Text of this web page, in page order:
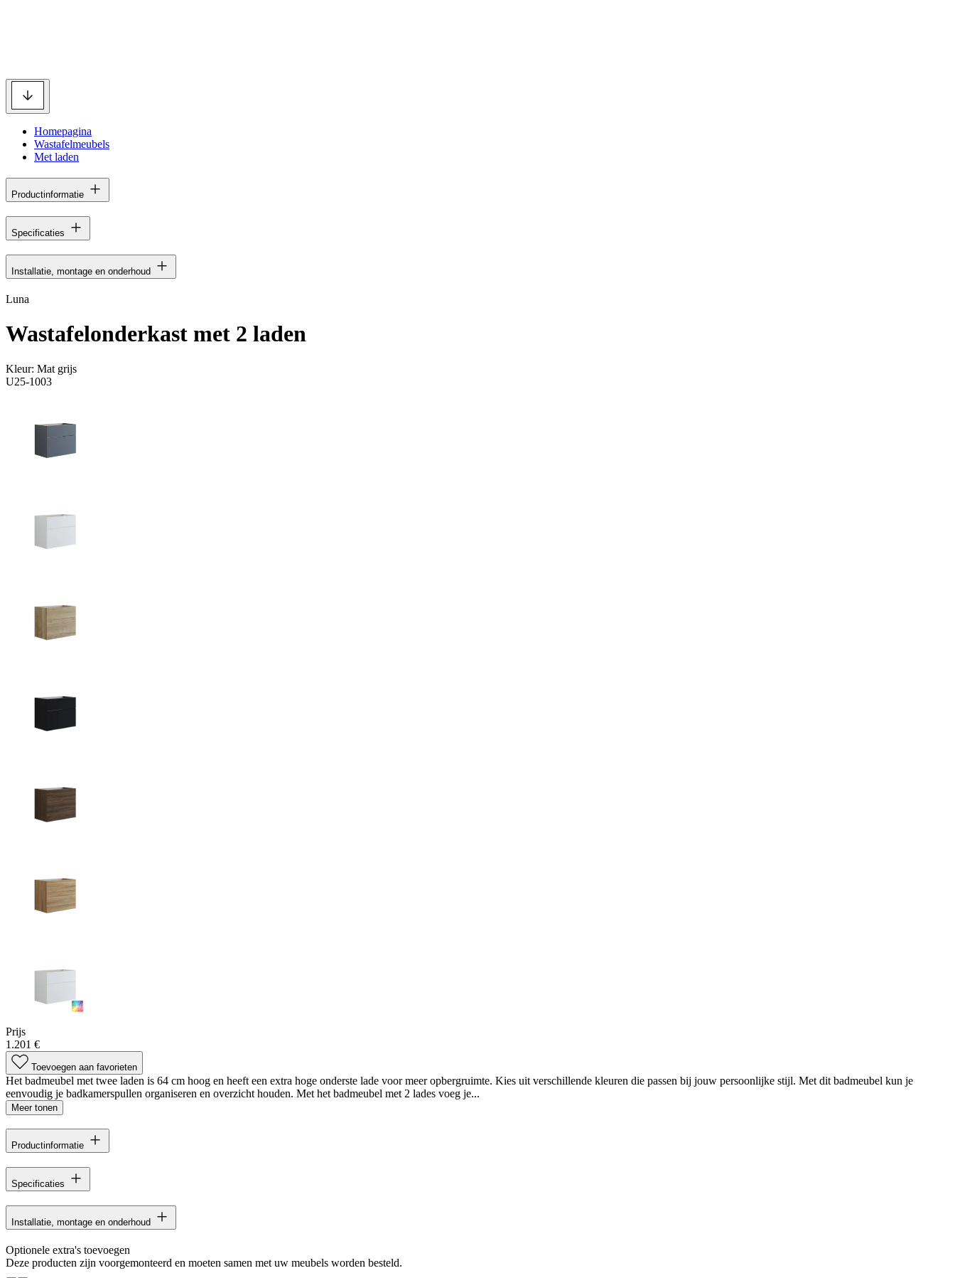
Homepagina
Wastafelmeubels
Met laden
Productinformatie
Specificaties
Installatie, montage en onderhoud
Luna
Wastafelonderkast met 2 laden
Kleur: Mat grijs
U25-1003
Prijs
1.201 €
Toevoegen aan favorieten
Het badmeubel met twee laden is 64 cm hoog en heeft een extra hoge onderste lade voor meer opbergruimte. Kies uit verschillende kleuren die passen bij jouw persoonlijke stijl. Met dit badmeubel kun je
eenvoudig je badkamerspullen organiseren en overzicht houden. Met het badmeubel met 2 lades voeg je...
Meer tonen
Productinformatie
Specificaties
Installatie, montage en onderhoud
Optionele extra's toevoegen
Deze producten zijn voorgemonteerd en moeten samen met uw meubels worden besteld.